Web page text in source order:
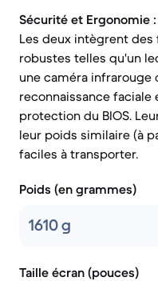
Sécurité et Ergonomie :
Les deux intègrent
robustes telles qu'un
une caméra infrarouge
reconnaissance faciale
protection du BIOS.
leur poids similaire (à
faciles à transporter.
Poids (en grammes)
1610 g
Taille écran (pouces)